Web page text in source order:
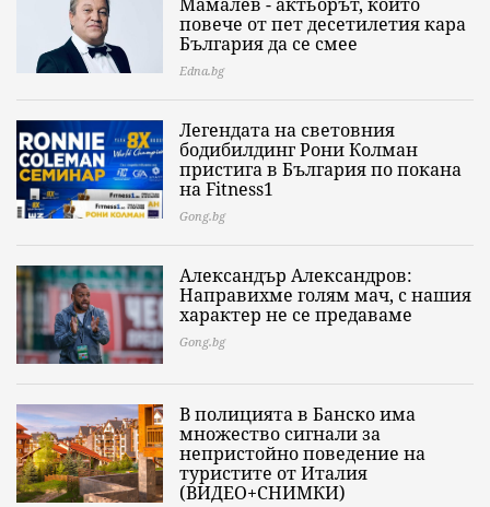
повече от пет десетилетия кара
България да се смее
Edna.bg
Легендата на световния
бодибилдинг Рони Колман
пристига в България по покана
на Fitness1
Gong.bg
Александър Александров:
Направихме голям мач, с нашия
характер не се предаваме
Gong.bg
В полицията в Банско има
множество сигнали за
непристойно поведение на
туристите от Италия
(ВИДЕО+СНИМКИ)